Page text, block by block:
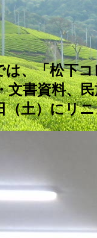
は、「松下
文書資料、
（土）にリ